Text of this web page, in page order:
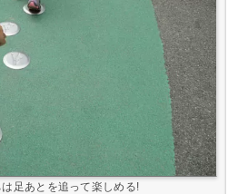
足あとを追って楽しめる!